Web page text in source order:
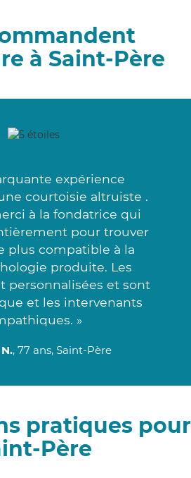
à Saint-Père
expérience
courtoisie altruiste .
à la fondatrice qui
pour trouver
plus compatible à la
produite. Les
personnalisées et sont
et les intervenants
»
, 77 ans, Saint-Père
pratiques pour
Père